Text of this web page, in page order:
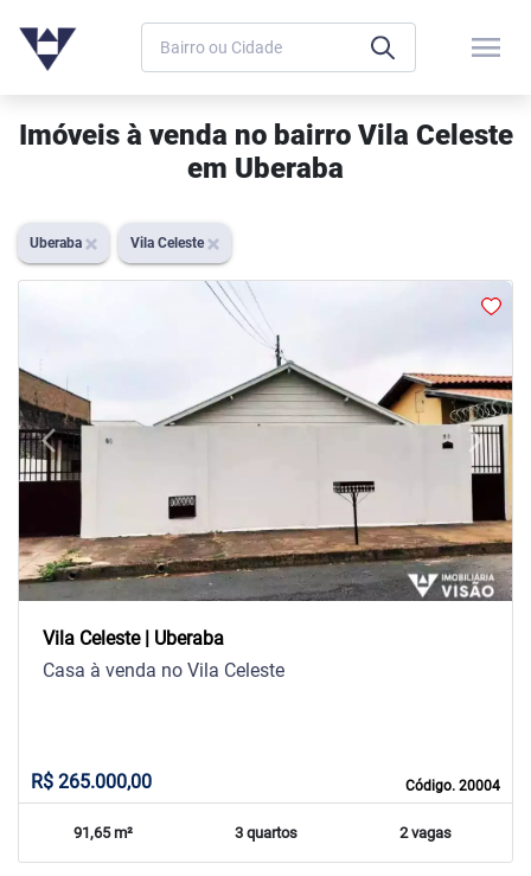
menu
Imóveis à venda no bairro Vila Celeste
em Uberaba
Uberaba Vila Celeste
arrow_back_iosPrevious arrow_forward_ios
Next
Vila Celeste | Uberaba
Código. 20004
Casa à venda no Vila Celeste
R$ 265.000,00
91,65 m² 3 quartos 2 vagas